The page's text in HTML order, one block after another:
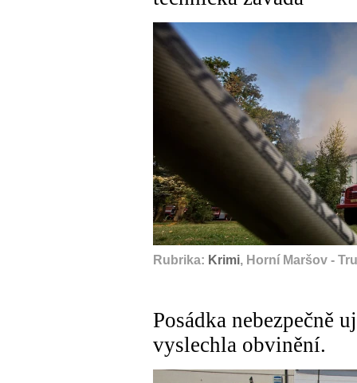
Rubrika: Krimi, Horní Maršov -
Posádka nebezpečně
vyslechla obvinění.